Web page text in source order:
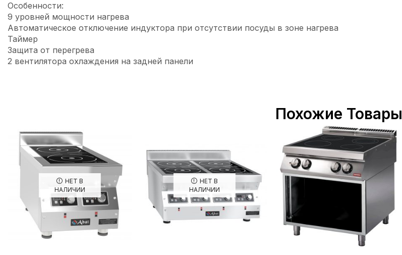
Особенности:
9 уровней мощности нагрева
Автоматическое отключение индуктора при отсутствии посуды в зоне нагрева
Таймер
Защита от перегрева
2 вентилятора охлаждения на задней панели
Похожие Товары
НЕТ В
НАЛИЧИИ
НЕТ В
НАЛИЧИИ